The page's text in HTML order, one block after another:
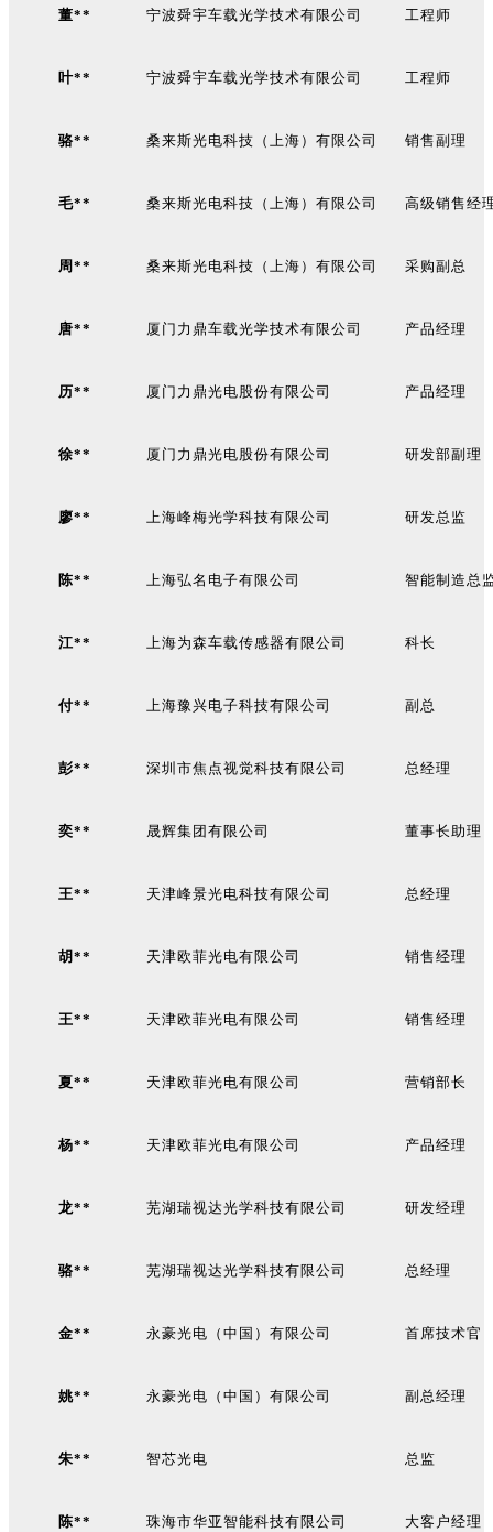
董** 宁波舜宇车载光学技术有限公司 工程师
叶** 宁波舜宇车载光学技术有限公司 工程师
骆** 桑来斯光电科技（上海）有限公司 销售副理
毛** 桑来斯光电科技（上海）有限公司 高级销售经
周** 桑来斯光电科技（上海）有限公司 采购副总
唐** 厦门力鼎车载光学技术有限公司 产品经理
历** 厦门力鼎光电股份有限公司 产品经理
徐** 厦门力鼎光电股份有限公司 研发部副理
廖** 上海峰梅光学科技有限公司 研发总监
陈** 上海弘名电子有限公司 智能制造总
江** 上海为森车载传感器有限公司 科长
付** 上海豫兴电子科技有限公司 副总
彭** 深圳市焦点视觉科技有限公司 总经理
奕** 晟辉集团有限公司 董事长助理
王** 天津峰景光电科技有限公司 总经理
胡** 天津欧菲光电有限公司 销售经理
王** 天津欧菲光电有限公司 销售经理
夏** 天津欧菲光电有限公司 营销部长
杨** 天津欧菲光电有限公司 产品经理
龙** 芜湖瑞视达光学科技有限公司 研发经理
骆** 芜湖瑞视达光学科技有限公司 总经理
金** 永豪光电（中国）有限公司 首席技术官
姚** 永豪光电（中国）有限公司 副总经理
朱** 智芯光电 总监
陈** 珠海市华亚智能科技有限公司 大客户经理